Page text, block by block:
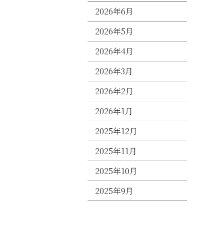
2026年6月
2026年5月
2026年4月
2026年3月
2026年2月
2026年1月
2025年12月
2025年11月
2025年10月
2025年9月